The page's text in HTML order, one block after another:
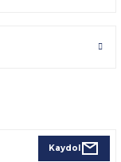
Kaydol